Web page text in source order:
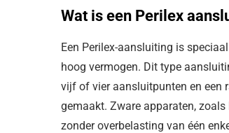
Wat is een Perilex
Een Perilex-aansluiting is
hoog vermogen. Dit type
vijf of vier aansluitpunten en een
gemaakt. Zware apparaten,
zonder overbelasting van één